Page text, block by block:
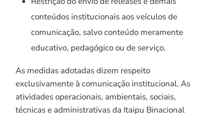
conteúdos institucionais aos veículos de
comunicação, salvo conteúdo meramente
educativo, pedagógico ou de serviço.
As medidas adotadas dizem respeito
exclusivamente à comunicação institucional. As
atividades operacionais, ambientais, sociais,
técnicas e administrativas da Itaipu Binacional